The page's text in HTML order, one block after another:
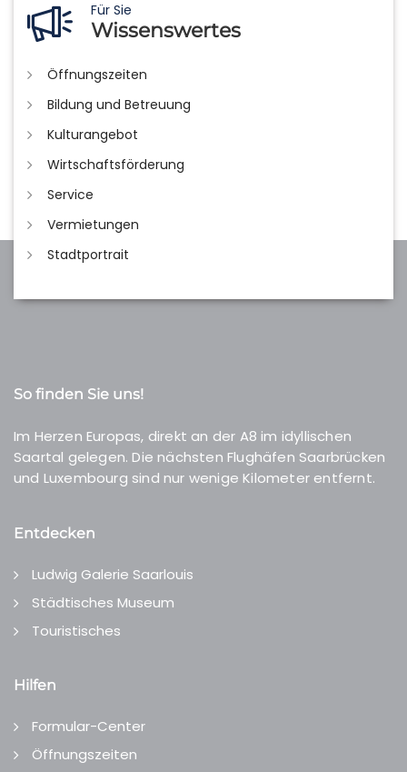
Für Sie
Wissenswertes
Öffnungszeiten
Bildung und Betreuung
Kulturangebot
Wirtschaftsförderung
Service
Vermietungen
Stadtportrait
So finden Sie uns!
Im Herzen Europas, direkt an der A8 im idyllischen
Saartal gelegen. Die nächsten Flughäfen Saarbrücken
und Luxembourg sind nur wenige Kilometer entfernt.
Entdecken
Ludwig Galerie Saarlouis
Städtisches Museum
Touristisches
Hilfen
Formular-Center
Öffnungszeiten